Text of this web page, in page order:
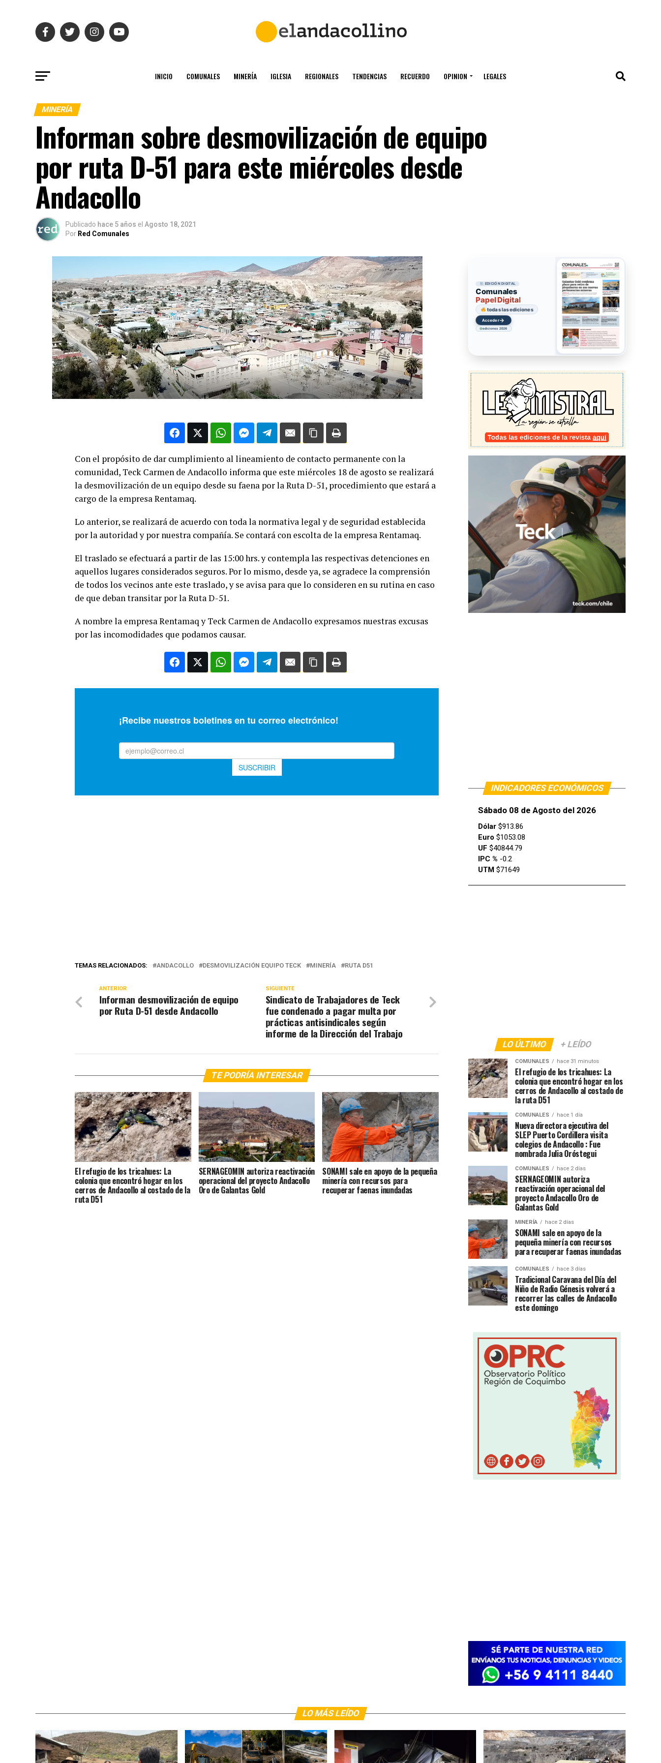
INICIO COMUNALES MINERÍA IGLESIA REGIONALES TENDENCIAS RECUERDO OPINION LEGALES
MINERÍA
Informan sobre desmovilización de equipo
por ruta D-51 para este miércoles desde
Andacollo
Publicado hace 5 años el Agosto 18, 2021
Por Red Comunales
Con el propósito de dar cumplimiento al lineamiento de contacto permanente con la
comunidad, Teck Carmen de Andacollo informa que este miércoles 18 de agosto se realizará
la desmovilización de un equipo desde su faena por la Ruta D-51, procedimiento que estará a
cargo de la empresa Rentamaq.
Lo anterior, se realizará de acuerdo con toda la normativa legal y de seguridad establecida
por la autoridad y por nuestra compañía. Se contará con escolta de la empresa Rentamaq.
El traslado se efectuará a partir de las 15:00 hrs. y contempla las respectivas detenciones en
aquellos lugares considerados seguros. Por lo mismo, desde ya, se agradece la comprensión
de todos los vecinos ante este traslado, y se avisa para que lo consideren en su rutina en caso
de que deban transitar por la Ruta D-51.
A nombre la empresa Rentamaq y Teck Carmen de Andacollo expresamos nuestras excusas
por las incomodidades que podamos causar.
TEMAS RELACIONADOS: ANDACOLLO DESMOVILIZACIÓN EQUIPO TECK MINERÍA RUTA D51
SIGUIENTE
Sindicato de Trabajadores de Teck
fue condenado a pagar multa por
prácticas antisindicales según
informe de la Dirección del Trabajo
ANTERIOR
Informan desmovilización de equipo
por Ruta D-51 desde Andacollo
TE PODRÍA INTERESAR
El refugio de los tricahues: La
colonia que encontró hogar en los
cerros de Andacollo al costado de la
ruta D51
SERNAGEOMIN autoriza reactivación
operacional del proyecto Andacollo
Oro de Galantas Gold
SONAMI sale en apoyo de la pequeña
minería con recursos para
recuperar faenas inundadas
EDICIÓN DIGITAL
Comunales
Papel Digital
todas las ediciones
Acceder→
ediciones 2026
INDICADORES ECONÓMICOS
Sábado 08 de Agosto del 2026
Dólar $913.86
Euro $1053.08
UF $40844.79
IPC % -0.2
UTM $71649
LO ÚLTIMO + LEÍDO
COMUNALES hace 31 minutos
El refugio de los tricahues: La
colonia que encontró hogar en los
cerros de Andacollo al costado de
la ruta D51
COMUNALES hace 1 día
Nueva directora ejecutiva del
SLEP Puerto Cordillera visita
colegios de Andacollo : Fue
nombrada Julia Oróstegui
COMUNALES hace 2 días
SERNAGEOMIN autoriza
reactivación operacional del
proyecto Andacollo Oro de
Galantas Gold
MINERÍA hace 2 días
SONAMI sale en apoyo de la
pequeña minería con recursos
para recuperar faenas inundadas
COMUNALES hace 3 días
Tradicional Caravana del Día del
Niño de Radio Génesis volverá a
recorrer las calles de Andacollo
este domingo
LO MÁS LEÍDO